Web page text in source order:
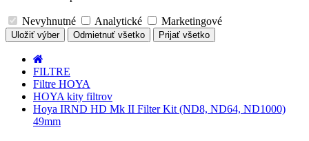
Nevyhnutné Analytické Marketingové
Uložiť výber Odmietnuť všetko Prijať všetko
FILTRE
Filtre HOYA
HOYA kity filtrov
Hoya IRND HD Mk II Filter Kit (ND8, ND64, ND1000)
49mm